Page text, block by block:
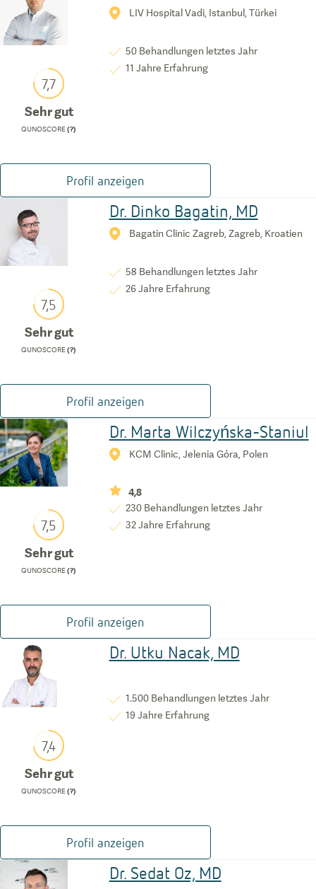
7,7
Sehr gut
QUNOSCORE(?)
LIV Hospital Vadi, Istanbul, Türkei
50 Behandlungen letztes Jahr
11 Jahre Erfahrung
Profil anzeigen
7,5
Sehr gut
QUNOSCORE(?)
Dr. Dinko Bagatin, MD
Bagatin Clinic Zagreb, Zagreb, Kroatien
58 Behandlungen letztes Jahr
26 Jahre Erfahrung
Profil anzeigen
7,5
Sehr gut
QUNOSCORE(?)
Dr. Marta Wilczyńska-Staniul
KCM Clinic, Jelenia Góra, Polen
4,8
230 Behandlungen letztes Jahr
32 Jahre Erfahrung
Profil anzeigen
7,4
Sehr gut
QUNOSCORE(?)
Dr. Utku Nacak, MD
1.500 Behandlungen letztes Jahr
19 Jahre Erfahrung
Profil anzeigen
Dr. Sedat Oz, MD